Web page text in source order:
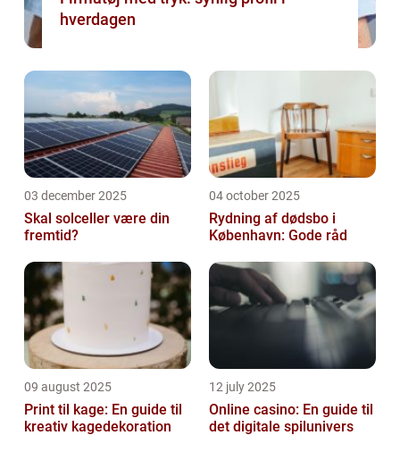
hverdagen
03 december 2025
Skal solceller være din
fremtid?
04 october 2025
Rydning af dødsbo i
København: Gode råd
09 august 2025
Print til kage: En guide til
kreativ kagedekoration
12 july 2025
Online casino: En guide til
det digitale spilunivers